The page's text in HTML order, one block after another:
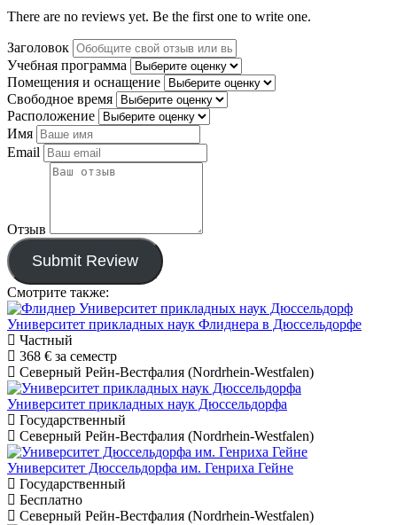
There are no reviews yet. Be the first one to write one.
Заголовок
Учебная программа
Помещения и оснащение
Свободное время
Расположение
Имя
Email
Отзыв
Submit Review
Смотрите также:
Университет прикладных наук Флиднера в Дюссельдорфе
Частный
368 € за семестр
Северный Рейн-Вестфалия (Nordrhein-Westfalen)
Университет прикладных наук Дюссельдорфа
Государственный
Северный Рейн-Вестфалия (Nordrhein-Westfalen)
Университет Дюссельдорфа им. Генриха Гейне
Государственный
Бесплатно
Северный Рейн-Вестфалия (Nordrhein-Westfalen)